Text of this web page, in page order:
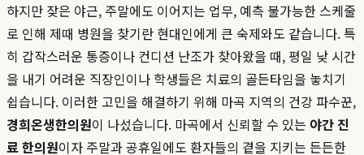
하지만 잦은 야근, 주말에도 이어지는 업무, 예측 불가능한 스케줄
로 인해 제때 병원을 찾기란 현대인에게 큰 숙제와도 같습니다. 특
히 갑작스러운 통증이나 컨디션 난조가 찾아왔을 때, 평일 낮 시간
을 내기 어려운 직장인이나 학생들은 치료의 골든타임을 놓치기
쉽습니다. 이러한 고민을 해결하기 위해 마곡 지역의 건강 파수꾼,
경희온생한의원이 나섰습니다. 마곡에서 신뢰할 수 있는 야간 진
료 한의원이자 주말과 공휴일에도 환자들의 곁을 지키는 든든한